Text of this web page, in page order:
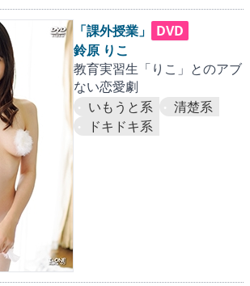
「課外授業」
DVD
鈴原 りこ
教育実習生「りこ」とのアブ
ない恋愛劇
いもうと系
清楚系
ドキドキ系